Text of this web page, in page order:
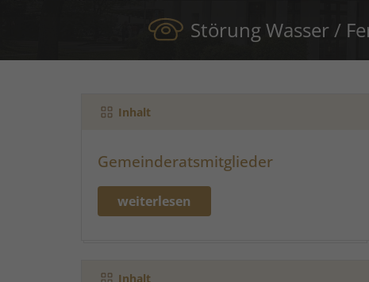
Störung Wasser /
Inhalt
Gemeinderatsmitglieder
weiterlesen
Inhalt